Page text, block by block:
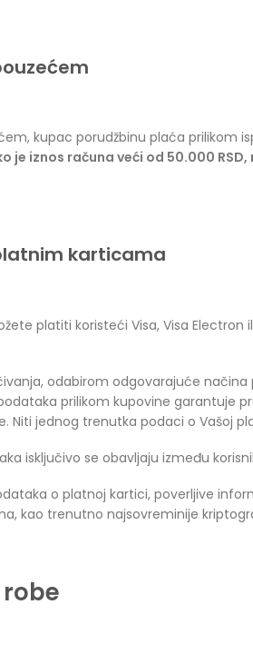
kupac porudžbinu plaća prilikom
je iznos računa veći od 50.000
karticama
platiti koristeći Visa, Visa
odabirom odgovarajuće
prilikom kupovine garantuje
Niti jednog trenutka podaci o Vašoj
isključivo se obavljaju između
o platnoj kartici, poverljive
kao trenutno najsovreminije